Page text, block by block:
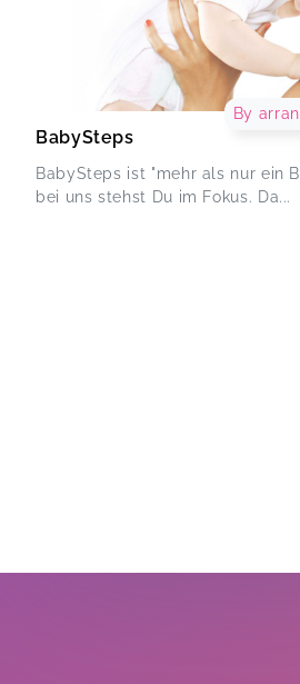
BabySteps
BabySteps ist "mehr als nur ein
bei uns stehst Du im Fokus. Da...
By